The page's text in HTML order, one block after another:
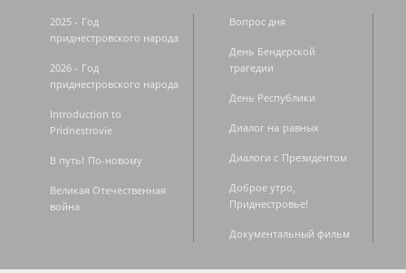
2025 - Год
приднестровского народа
2026 - Год
приднестровского народа
Introduction to
Pridnestrovie
В путь! По-новому
Великая Отечественная
война
Вопрос дня
День Бендерской
трагедии
День Республики
Диалог на равных
Диалоги с Президентом
Доброе утро,
Приднестровье!
Документальный фильм